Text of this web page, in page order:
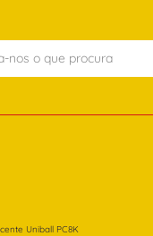
Uniball PC8K